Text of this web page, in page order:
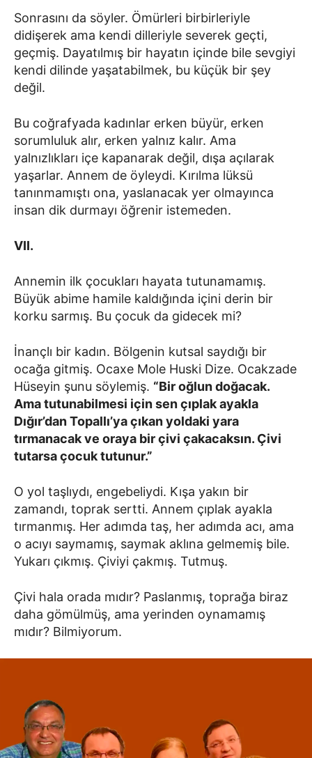
Sonrasını da söyler. Ömürleri birbirleriyle
didişerek ama kendi dilleriyle severek geçti,
geçmiş. Dayatılmış bir hayatın içinde bile sevgiyi
kendi dilinde yaşatabilmek, bu küçük bir şey
değil.
Bu coğrafyada kadınlar erken büyür, erken
sorumluluk alır, erken yalnız kalır. Ama
yalnızlıkları içe kapanarak değil, dışa açılarak
yaşarlar. Annem de öyleydi. Kırılma lüksü
tanınmamıştı ona, yaslanacak yer olmayınca
insan dik durmayı öğrenir istemeden.
VII.
Annemin ilk çocukları hayata tutunamamış.
Büyük abime hamile kaldığında içini derin bir
korku sarmış. Bu çocuk da gidecek mi?
İnançlı bir kadın. Bölgenin kutsal saydığı bir
ocağa gitmiş. Ocaxe Mole Huski Dize. Ocakzade
Hüseyin şunu söylemiş. “Bir oğlun doğacak.
Ama tutunabilmesi için sen çıplak ayakla
Dığır’dan Topallı’ya çıkan yoldaki yara
tırmanacak ve oraya bir çivi çakacaksın. Çivi
tutarsa çocuk tutunur.”
O yol taşlıydı, engebeliydi. Kışa yakın bir
zamandı, toprak sertti. Annem çıplak ayakla
tırmanmış. Her adımda taş, her adımda acı, ama
o acıyı saymamış, saymak aklına gelmemiş bile.
Yukarı çıkmış. Çiviyi çakmış. Tutmuş.
Çivi hala orada mıdır? Paslanmış, toprağa biraz
daha gömülmüş, ama yerinden oynamamış
mıdır? Bilmiyorum.